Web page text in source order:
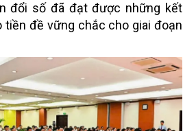
đổi số đã đạt được những kết
tiền đề vững chắc cho giai đoạn